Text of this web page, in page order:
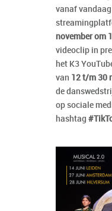
vanaf
november om
videoclip in
het K3
van 12 t/m 30
de
op sociale
hashtag